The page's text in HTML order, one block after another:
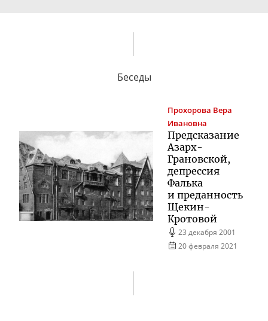
Беседы
Прохорова Вера
Ивановна
Предсказание
Азарх-
Грановской,
депрессия
Фалька
и преданность
Щекин-
Кротовой
23 декабря 2001
20 февраля 2021